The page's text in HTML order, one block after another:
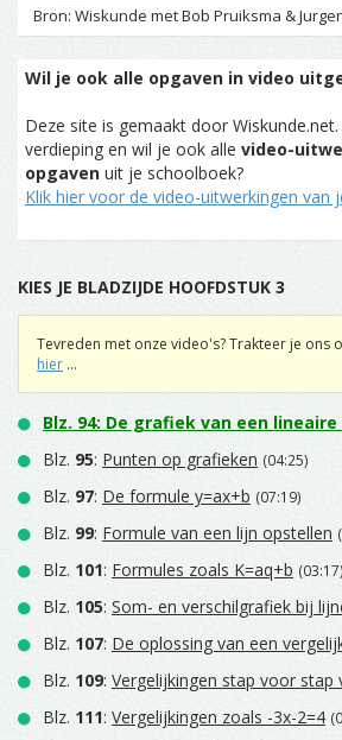
Bron: Wiskunde met Bob Pruiksma &
Wil je ook alle opgaven in video
Deze site is gemaakt door
verdieping en wil je ook alle video-
opgaven uit je schoolboek?
Klik hier voor de video-uitwerkingen van
KIES JE BLADZIJDE HOOFDSTUK 3
Tevreden met onze video's? Trakteer je ons
hier ...
Blz. 94: De grafiek van een
Blz. 95: Punten op grafieken (04:25)
Blz. 97: De formule y=ax+b (07:19)
Blz. 99: Formule van een lijn opstellen
Blz. 101: Formules zoals K=aq+b (03:17)
Blz. 105: Som- en verschilgrafiek bij
Blz. 107: De oplossing van een
Blz. 109: Vergelijkingen stap voor stap
Blz. 111: Vergelijkingen zoals -3x-2=4